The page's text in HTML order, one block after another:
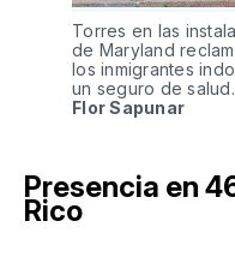
Torres en las
de Maryland
los inmigrantes
un seguro de salud.
Flor Sapunar
Presencia en
Rico